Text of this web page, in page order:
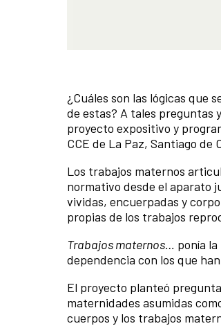
¿Cuáles son las lógicas que
de estas? A tales preguntas
proyecto expositivo y
CCE de La Paz, Santiago
Los trabajos maternos
normativo desde el aparato
vividas, encuerpadas y
propias de los trabajos
Trabajos maternos… ponía
dependencia con los que
El proyecto planteó
maternidades asumidas
cuerpos y los trabajos